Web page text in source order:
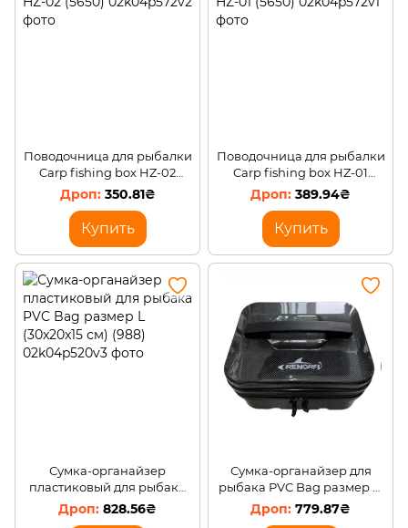
Поводочница для рыбалки
Carp fishing box HZ-02
(5650)
350.81₴
Купить
Поводочница для рыбалки
Carp fishing box HZ-01
(5650)
389.94₴
Купить
Сумка-органайзер
пластиковый для рыбака
PVC Bag размер L
(30x20x15 см) (988)
828.56₴
Сумка-органайзер для
рыбака PVC Bag размер M
(26x20x15 см) (988)
779.87₴